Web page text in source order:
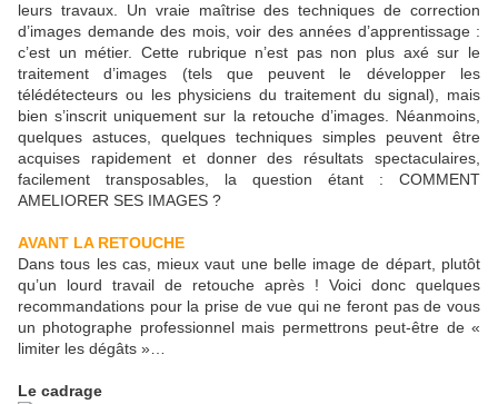
leurs travaux. Un vraie maîtrise des techniques de correction
d’images demande des mois, voir des années d’apprentissage :
c’est un métier. Cette rubrique n’est pas non plus axé sur le
traitement d’images (tels que peuvent le développer les
télédétecteurs ou les physiciens du traitement du signal), mais
bien s’inscrit uniquement sur la retouche d’images. Néanmoins,
quelques astuces, quelques techniques simples peuvent être
acquises rapidement et donner des résultats spectaculaires,
facilement transposables, la question étant : COMMENT
AMELIORER SES IMAGES ?
AVANT LA RETOUCHE
Dans tous les cas, mieux vaut une belle image de départ, plutôt
qu’un lourd travail de retouche après ! Voici donc quelques
recommandations pour la prise de vue qui ne feront pas de vous
un photographe professionnel mais permettrons peut-être de «
limiter les dégâts »…
Le cadrage